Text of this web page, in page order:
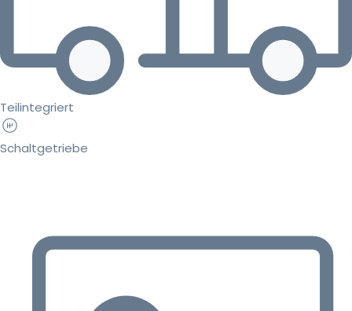
Teilintegriert
Schaltgetriebe